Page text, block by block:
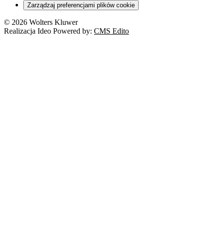
Zarządzaj preferencjami plików cookie
© 2026 Wolters Kluwer
Realizacja Ideo Powered by: CMS Edito